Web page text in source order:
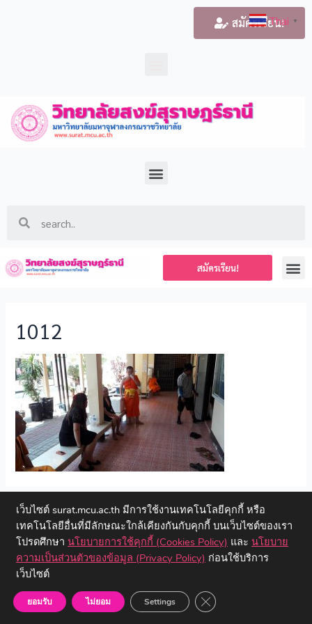
สมัครเรียน!
สมัครเรียน!
1012
←Previous ไฟล์สื่อ
Copyright © 2023 วิทยาลัยสงฆ์สุราษฎร์ธานี | มหาวิทยาลัยมหาจุฬา
ลงกรณราชวิทยาลัย
Thai ▼
เว็บไซต์ surat.mcu.ac.th มีการใช้งานเทคโนโลยีคุกกี้ หรือ
เทคโนโลยีอื่นที่มีลักษณะใกล้เคียงกันกับคุกกี้ บนเว็บไซต์ของเรา
โปรดศึกษา นโยบายการใช้คุกกี้ (Cookies Policy) และ นโยบาย
ความเป็นส่วนตัวของข้อมูล (Privacy Policy) ก่อนใช้บริการ
เว็บไซต์
ยอมรับ ไม่ยอม Settings Close GDPR Cookie